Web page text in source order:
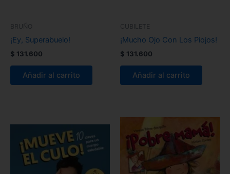
BRUÑO
¡Ey, Superabuelo!
$ 131.600
Añadir al carrito
CUBILETE
¡Mucho Ojo Con Los Piojos!
$ 131.600
Añadir al carrito